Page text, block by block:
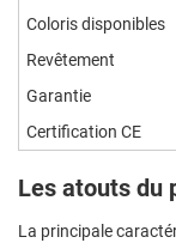
Coloris disponibles
Revêtement
Garantie
Certification CE
Les atouts du
La principale